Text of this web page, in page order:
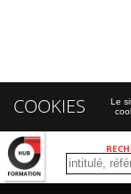
COOKIES
Le